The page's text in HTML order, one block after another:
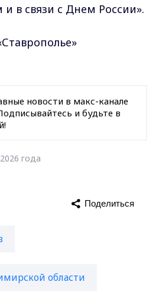
в связи с Днем России».
новости в макс-канале
и будьте в
года
области
Поделиться